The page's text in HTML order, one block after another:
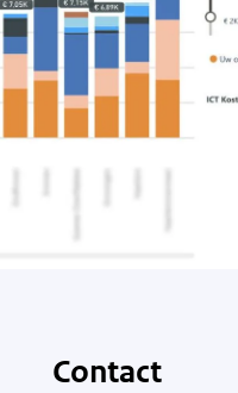
Contact